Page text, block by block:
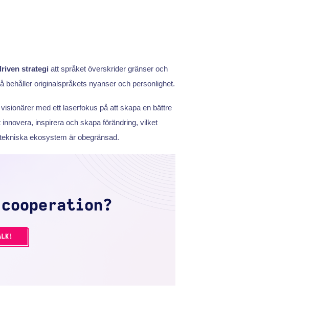
strategi att språket överskrider gränser och
behåller originalspråkets nyanser och personlighet.
med ett laserfokus på att skapa en bättre
inspirera och skapa förändring, vilket
ekosystem är obegränsad.